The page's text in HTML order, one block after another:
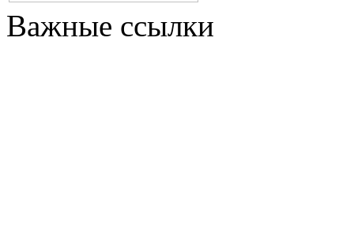
Важные ссылки